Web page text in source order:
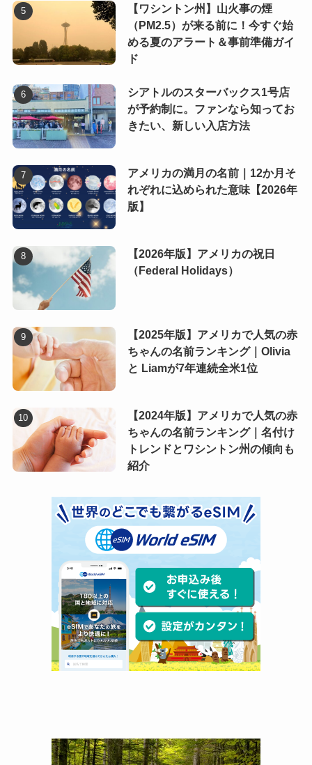
【ワシントン州】山火事の煙
（PM2.5）が来る前に！今すぐ始
める夏のアラート＆事前準備ガイ
ド
シアトルのスターバックス1号店
が予約制に。ファンなら知ってお
きたい、新しい入店方法
アメリカの満月の名前｜12か月そ
れぞれに込められた意味【2026年
版】
【2026年版】アメリカの祝日
（Federal Holidays）
【2025年版】アメリカで人気の赤
ちゃんの名前ランキング｜Olivia
と Liamが7年連続全米1位
【2024年版】アメリカで人気の赤
ちゃんの名前ランキング｜名付け
トレンドとワシントン州の傾向も
紹介